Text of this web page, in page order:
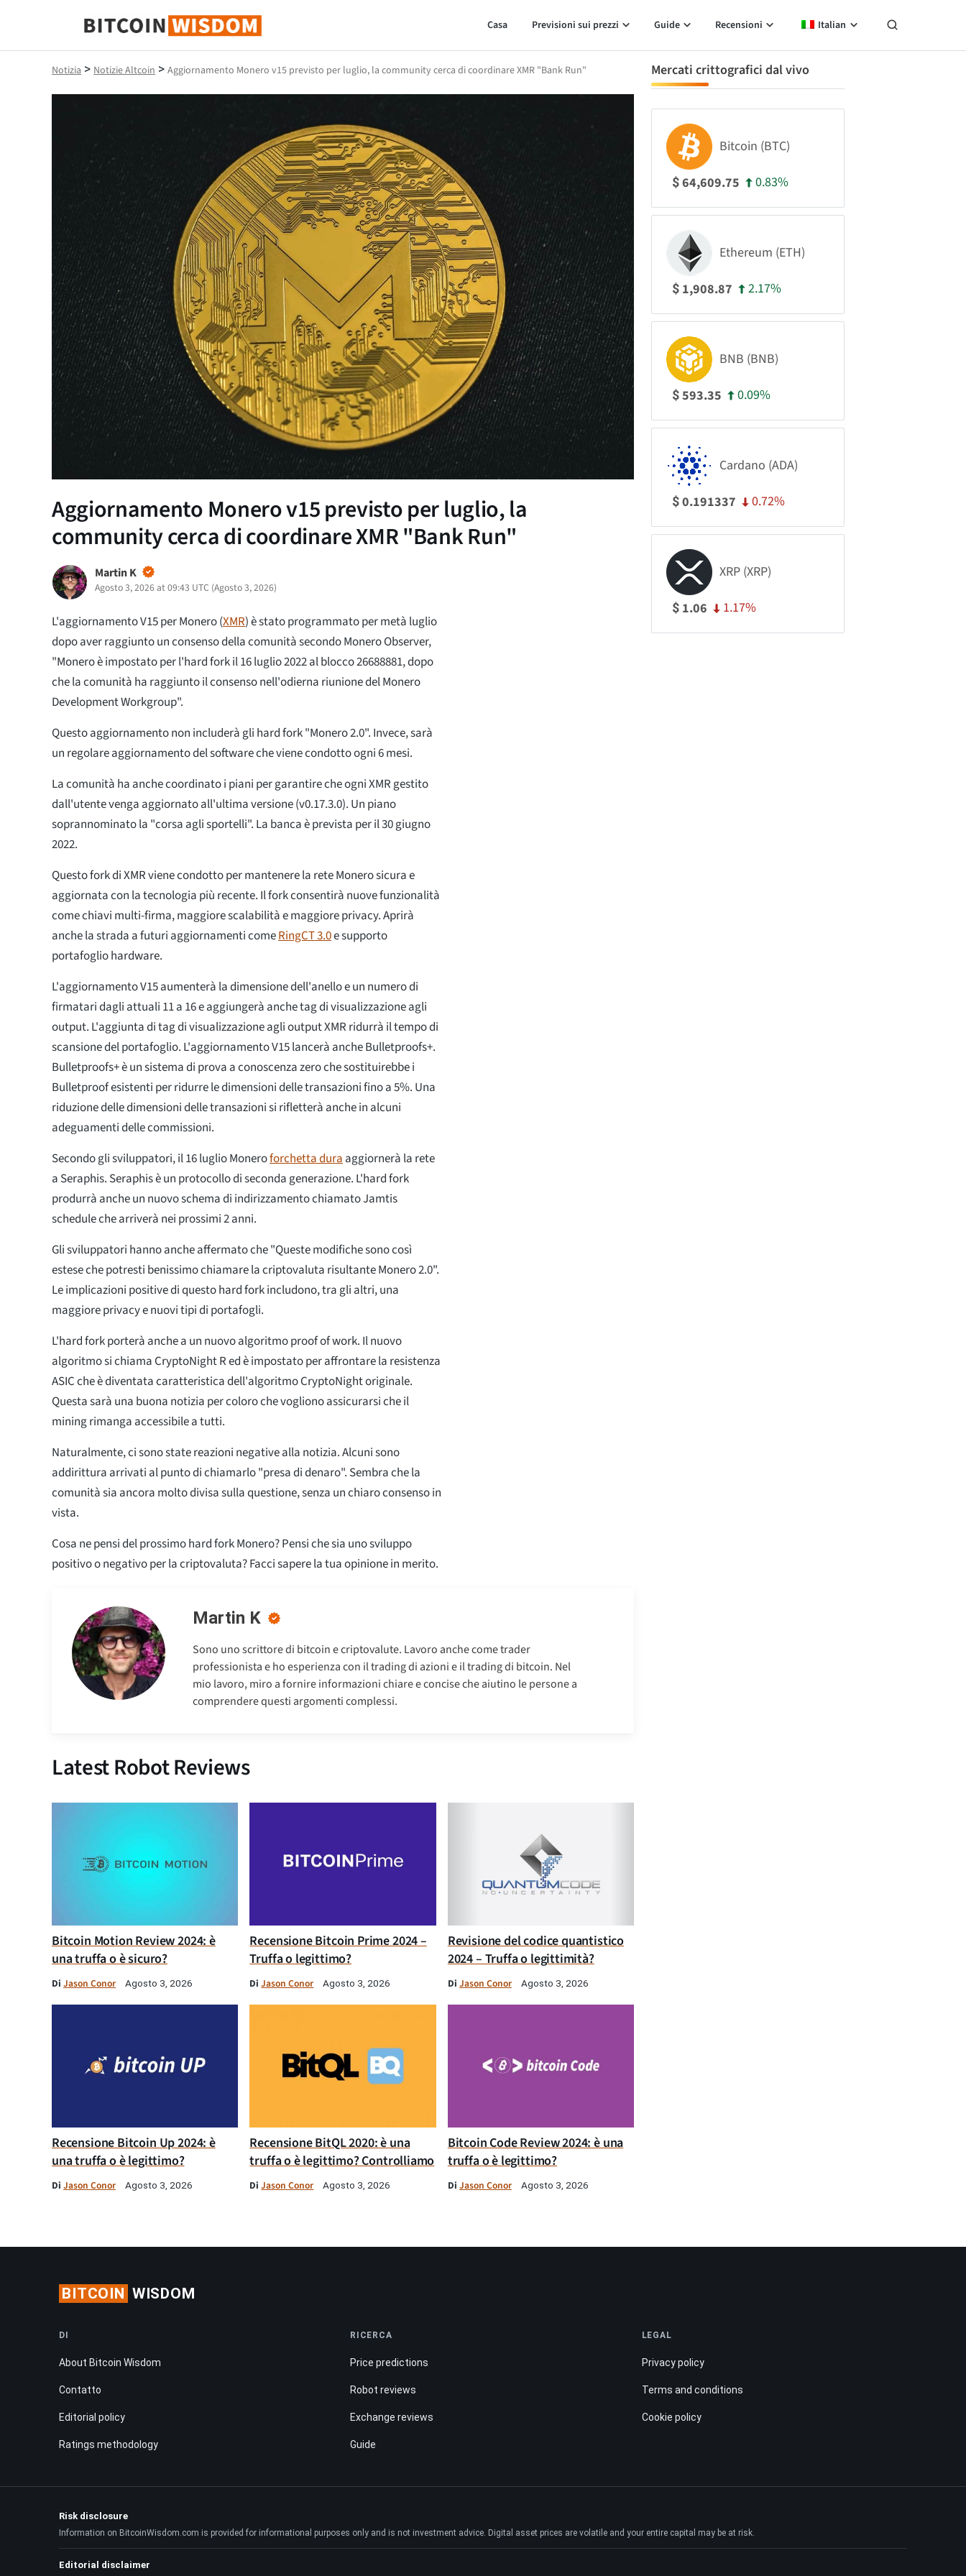
Saggezza Bitcoin
Casa Previsioni sui prezzi Guide Recensioni Italian
Notizia > Notizie Altcoin > Aggiornamento Monero v15 previsto per luglio, la community cerca di coordinare XMR "Bank Run"
Aggiornamento Monero v15 previsto per luglio, la
community cerca di coordinare XMR "Bank Run"
Martin K
Agosto 3, 2026 at 09:43 UTC (Agosto 3, 2026)
L'aggiornamento V15 per Monero (XMR) è stato programmato per metà luglio
dopo aver raggiunto un consenso della comunità secondo Monero Observer,
"Monero è impostato per l'hard fork il 16 luglio 2022 al blocco 26688881, dopo
che la comunità ha raggiunto il consenso nell'odierna riunione del Monero
Development Workgroup".
Questo aggiornamento non includerà gli hard fork "Monero 2.0". Invece, sarà
un regolare aggiornamento del software che viene condotto ogni 6 mesi.
La comunità ha anche coordinato i piani per garantire che ogni XMR gestito
dall'utente venga aggiornato all'ultima versione (v0.17.3.0). Un piano
soprannominato la "corsa agli sportelli". La banca è prevista per il 30 giugno
2022.
Questo fork di XMR viene condotto per mantenere la rete Monero sicura e
aggiornata con la tecnologia più recente. Il fork consentirà nuove funzionalità
come chiavi multi-firma, maggiore scalabilità e maggiore privacy. Aprirà
anche la strada a futuri aggiornamenti comeRingCT 3.0e supporto
portafoglio hardware.
L'aggiornamento V15 aumenterà la dimensione dell'anello e un numero di
firmatari dagli attuali 11 a 16 e aggiungerà anche tag di visualizzazione agli
output. L'aggiunta di tag di visualizzazione agli output XMR ridurrà il tempo di
scansione del portafoglio. L'aggiornamento V15 lancerà anche Bulletproofs+.
Bulletproofs+ è un sistema di prova a conoscenza zero che sostituirebbe i
Bulletproof esistenti per ridurre le dimensioni delle transazioni fino a 5%. Una
riduzione delle dimensioni delle transazioni si rifletterà anche in alcuni
adeguamenti delle commissioni.
Secondo gli sviluppatori, il 16 luglio Moneroforchetta duraaggiornerà la rete
a Seraphis. Seraphis è un protocollo di seconda generazione. L'hard fork
produrrà anche un nuovo schema di indirizzamento chiamato Jamtis
schedule che arriverà nei prossimi 2 anni.
Gli sviluppatori hanno anche affermato che "Queste modifiche sono così
estese che potresti benissimo chiamare la criptovaluta risultante Monero 2.0".
Le implicazioni positive di questo hard fork includono, tra gli altri, una
maggiore privacy e nuovi tipi di portafogli.
L'hard fork porterà anche a un nuovo algoritmo proof of work. Il nuovo
algoritmo si chiama CryptoNight R ed è impostato per affrontare la resistenza
ASIC che è diventata caratteristica dell'algoritmo CryptoNight originale.
Questa sarà una buona notizia per coloro che vogliono assicurarsi che il
mining rimanga accessibile a tutti.
Naturalmente, ci sono state reazioni negative alla notizia. Alcuni sono
addirittura arrivati al punto di chiamarlo "presa di denaro". Sembra che la
comunità sia ancora molto divisa sulla questione, senza un chiaro consenso in
vista.
Cosa ne pensi del prossimo hard fork Monero? Pensi che sia uno sviluppo
positivo o negativo per la criptovaluta? Facci sapere la tua opinione in merito.
Martin K
Sono uno scrittore di bitcoin e criptovalute. Lavoro anche come trader
professionista e ho esperienza con il trading di azioni e il trading di bitcoin. Nel
mio lavoro, miro a fornire informazioni chiare e concise che aiutino le persone a
comprendere questi argomenti complessi.
Latest Robot Reviews
Bitcoin Motion Review 2024: è
una truffa o è sicuro?
Di Jason Conor Agosto 3, 2026
Recensione Bitcoin Prime 2024 –
Truffa o legittimo?
DiJason Conor Agosto 3, 2026
Revisione del codice quantistico
2024 – Truffa o legittimità?
Di Jason Conor Agosto 3, 2026
Recensione Bitcoin Up 2024: è
una truffa o è legittimo?
Di Jason Conor Agosto 3, 2026
Recensione BitQL 2020: è una
truffa o è legittimo? Controlliamo
DiJason Conor Agosto 3, 2026
Bitcoin Code Review 2024: è una
truffa o è legittimo?
Di Jason Conor Agosto 3, 2026
Mercati crittografici dal vivo
Bitcoin (BTC)
$64,609.75 0.83%
Ethereum (ETH)
$ 1,908.87 2.17%
BNB (BNB)
$593.35 0.09%
Cardano (ADA)
$0.191337 0.72%
XRP (XRP)
$ 1.06 1.17%
BITCOIN WISDOM
DI
About Bitcoin Wisdom
Contatto
Editorial policy
Ratings methodology
RICERCA
Price predictions
Robot reviews
Exchange reviews
Guide
LEGAL
Privacy policy
Terms and conditions
Cookie policy
Risk disclosure
Information on BitcoinWisdom.com is provided for informational purposes only and is not investment advice. Digital asset prices are volatile and your entire capital may be at risk.
Editorial disclaimer